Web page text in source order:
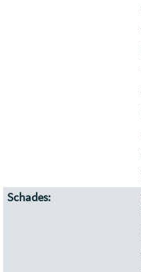
Schades: